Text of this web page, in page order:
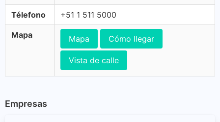
Télefono +51 1 511 5000
Mapa Mapa Cómo llegar
Vista de calle
Empresas